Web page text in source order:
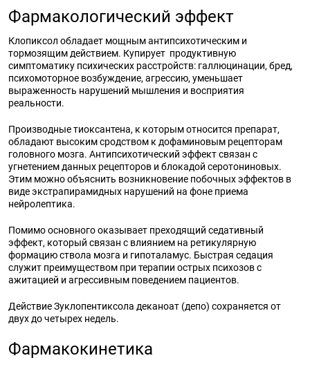
Фармакологический эффект
Клопиксол обладает мощным антипсихотическим и
тормозящим действием. Купирует продуктивную
симптоматику психических расстройств: галлюцинации, бред,
психомоторное возбуждение, агрессию, уменьшает
выраженность нарушений мышления и восприятия
реальности.
Производные тиоксантена, к которым относится препарат,
обладают высоким сродством к дофаминовым рецепторам
головного мозга. Антипсихотический эффект связан с
угнетением данных рецепторов и блокадой серотониновых.
Этим можно объяснить возникновение побочных эффектов в
виде экстрапирамидных нарушений на фоне приема
нейролептика.
Помимо основного оказывает преходящий седативный
эффект, который связан с влиянием на ретикулярную
формацию ствола мозга и гипоталамус. Быстрая седация
служит преимуществом при терапии острых психозов с
ажитацией и агрессивным поведением пациентов.
Действие Зуклопентиксола деканоат (депо) сохраняется от
двух до четырех недель.
Фармакокинетика